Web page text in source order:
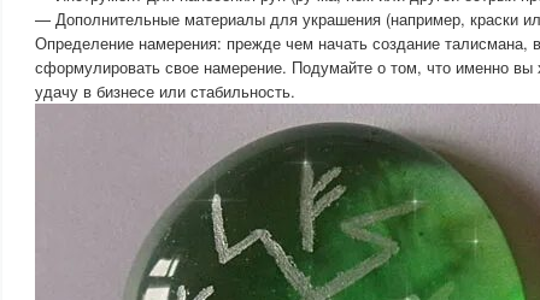
— Дополнительные материалы для украшения (например, краски
Определение намерения: прежде чем начать создание талисмана,
сформулировать свое намерение. Подумайте о том, что именно вы
удачу в бизнесе или стабильность.